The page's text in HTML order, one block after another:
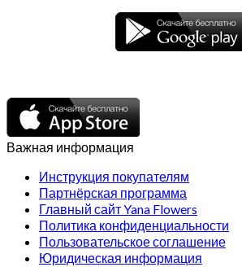
Важная информация
Инструкция покупателям
Партнёрская программа
Главный сайт Yana Flowers
Политика конфиденциальности
Пользовательское соглашение
Юридическая информация